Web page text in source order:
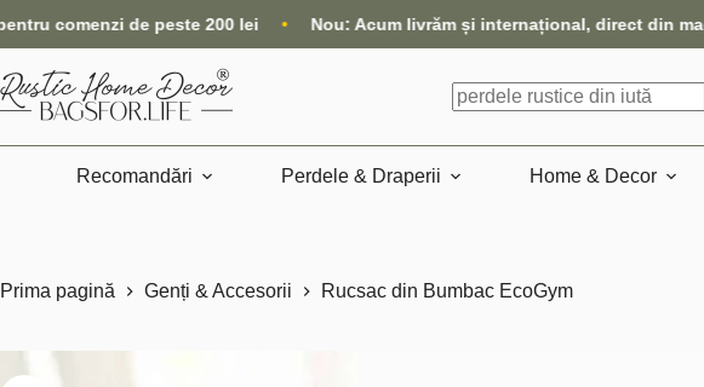
la
conținut
200 lei • Nou: Acum livrăm și internațional, direct din magazin • Timpul
rezultat
Recomandări Perdele & Draperii Home & Decor
Prima pagină Genți & Accesorii Rucsac din Bumbac EcoGym